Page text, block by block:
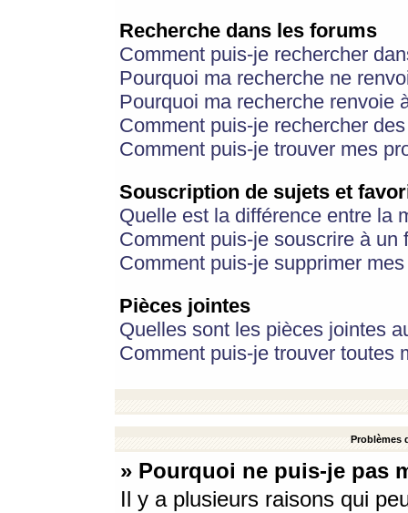
Recherche dans les forums
Comment puis-je rechercher
Pourquoi ma recherche ne
Pourquoi ma recherche renvoie
Comment puis-je rechercher
Comment puis-je trouver mes
Souscription de sujets et
Quelle est la différence entre la
Comment puis-je souscrire à
Comment puis-je supprimer
Pièces jointes
Quelles sont les pièces jointes
Comment puis-je trouver toutes
Problèmes
» Pourquoi ne puis-je pas
Il y a plusieurs raisons qui